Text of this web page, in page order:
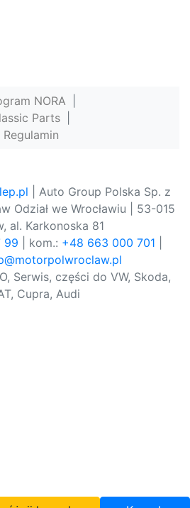
NORA
Parts
Regulamin
| Auto Group Polska Sp. z
Odział we Wrocławiu | 53-015
al. Karkonoska 81
99 | kom.: +48 663 000 701
Serwis, części do VW, Skoda,
Cupra, Audi